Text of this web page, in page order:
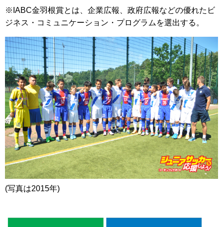
※IABC金羽根賞とは、企業広報、政府広報などの優れたビ
ジネス・コミュニケーション・プログラムを選出する。
(写真は2015年)